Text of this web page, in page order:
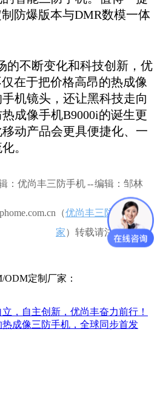
防爆版本与DMR数模一体
的不断变化和科技创新，优
在于把价格高昂的热成像
机镜头，还让黑科技走向
成像手机B9000i的诞生更
动产品会更具便捷化、一
。
：优尚丰三防手机 -- 编辑：邹林
（优尚丰三防手机厂
家） 转载请注明出处
定制厂家：
，自主创新，优尚丰奋力前行！
热成像三防手机，全球同步首发